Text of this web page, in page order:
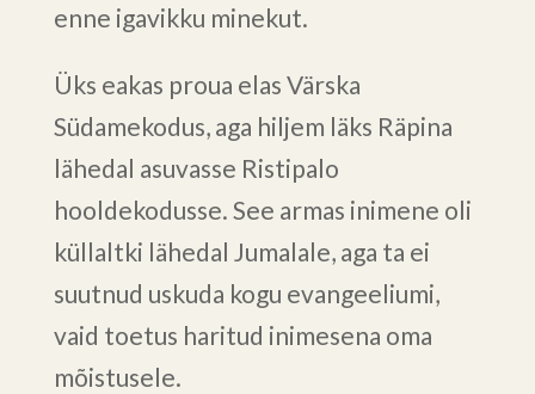
enne igavikku minekut.
Üks eakas proua elas Värska
Südamekodus, aga hiljem läks Räpina
lähedal asuvasse Ristipalo
hooldekodusse. See armas inimene oli
küllaltki lähedal Jumalale, aga ta ei
suutnud uskuda kogu evangeeliumi,
vaid toetus haritud inimesena oma
mõistusele.